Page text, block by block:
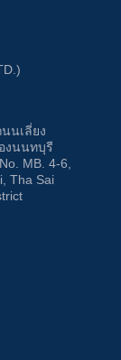
นเลี่ยง
งนนทบุรี
MB. 4-6,
Tha Sai